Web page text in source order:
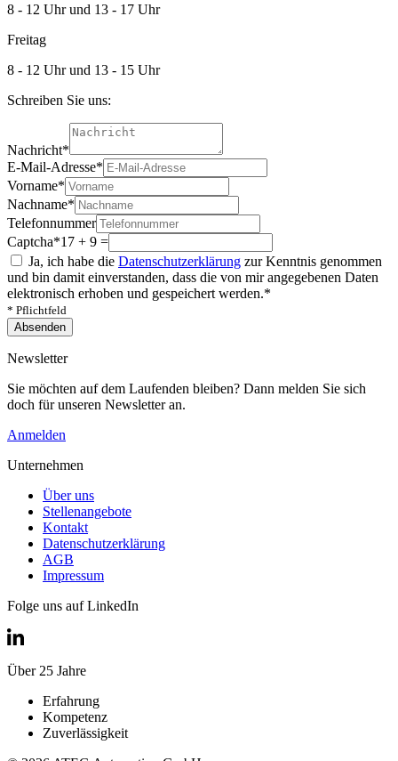
8 - 12 Uhr und 13 - 17 Uhr
Freitag
8 - 12 Uhr und 13 - 15 Uhr
Schreiben Sie uns:
Nachricht*
E-Mail-Adresse*
Vorname*
Nachname*
Telefonnummer
Captcha*17 + 9 =
Ja, ich habe die Datenschutzerklärung zur Kenntnis genommen
und bin damit einverstanden, dass die von mir angegebenen Daten
elektronisch erhoben und gespeichert werden.*
* Pflichtfeld
Absenden
Newsletter
Sie möchten auf dem Laufenden bleiben? Dann melden Sie sich
doch für unseren Newsletter an.
Anmelden
Unternehmen
Über uns
Stellenangebote
Kontakt
Datenschutzerklärung
AGB
Impressum
Folge uns auf LinkedIn
Über 25 Jahre
Erfahrung
Kompetenz
Zuverlässigkeit